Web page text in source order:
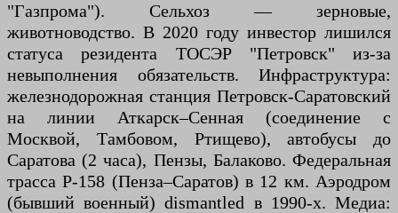
"Газпрома"). Сельхоз — зерновые,
животноводство. В 2020 году инвестор лишился
статуса резидента ТОСЭР "Петровск" из-за
невыполнения обязательств. Инфраструктура:
железнодорожная станция Петровск-Саратовский
на линии Аткарск–Сенная (соединение с
Москвой, Тамбовом, Ртищево), автобусы до
Саратова (2 часа), Пензы, Балаково. Федеральная
трасса Р-158 (Пенза–Саратов) в 12 км. Аэродром
(бывший военный) dismantled в 1990-х. Медиа: